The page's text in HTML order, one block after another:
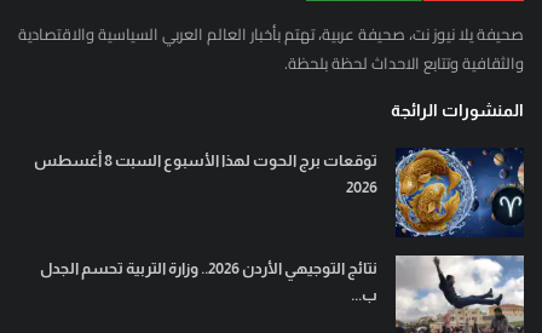
صحيفة يلا نيوز نت، صحيفة عربية، تهتم بأخبار العالم العربي السياسية والاقتصادية
والثقافية وتتابع الاحداث لحظة بلحظة.
المنشورات الرائجة
توقعات برج الحوت لهذا الأسبوع السبت 8 أغسطس
2026
نتائج التوجيهي الأردن 2026.. وزارة التربية تحسم الجدل
ب...